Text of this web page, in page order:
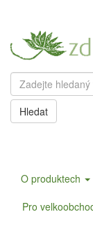
Hledat
O produktech
Pro